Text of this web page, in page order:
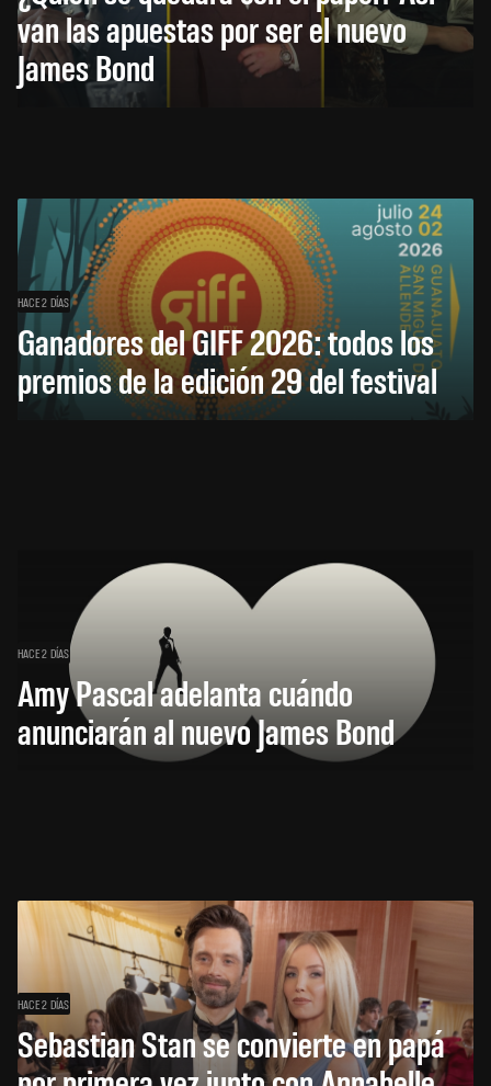
van las apuestas por ser el nuevo
James Bond
HACE 2 DÍAS
Ganadores del GIFF 2026: todos los
premios de la edición 29 del festival
HACE 2 DÍAS
Amy Pascal adelanta cuándo
anunciarán al nuevo James Bond
HACE 2 DÍAS
Sebastian Stan se convierte en papá